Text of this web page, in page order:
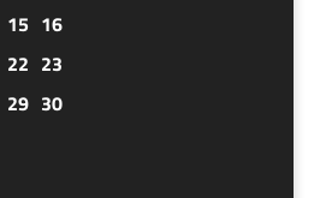
15 16
22 23
29 30